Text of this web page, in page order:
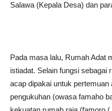
Salawa (Kepala Desa) dan
Pada masa lalu, Rumah Adat
istiadat. Selain fungsi sebagai
acap dipakai untuk
pengukuhan (owasa famaho